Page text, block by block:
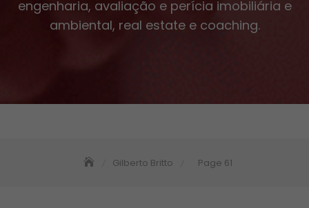
engenharia, avaliação e perícia imobiliária e
ambiental, real estate e coaching.
Gilberto Britto Page 61